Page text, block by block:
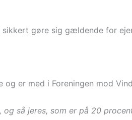
gøre sig gældende for
og er med i Foreningen mod
så jeres, som er på 20